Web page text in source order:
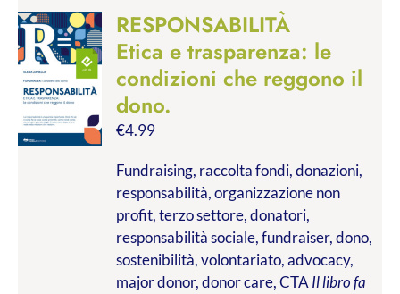
RESPONSABILITÀ
Etica e trasparenza: le
condizioni che reggono il
dono.
€4.99
Fundraising, raccolta fondi, donazioni,
responsabilità, organizzazione non
profit, terzo settore, donatori,
responsabilità sociale, fundraiser, dono,
sostenibilità, volontariato, advocacy,
major donor, donor care, CTA Il libro fa